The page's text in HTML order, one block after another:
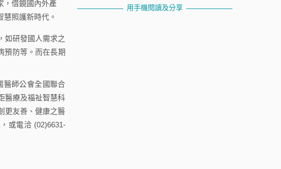
，借鏡國內外產
照護新時代。
研發國人需求之
預防等。而在長期
師公會全國聯合
醫療及福祉智慧科
更友善、健康之醫
或電洽 (02)6631-
用手機閱讀及分享